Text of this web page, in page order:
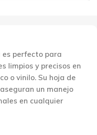
es perfecto para
limpios y precisos en
o vinilo. Su hoja de
un manejo
en cualquier